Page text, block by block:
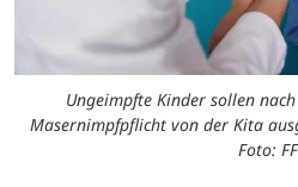
Ungeimpfte Kinder sollen
Masernimpfpflicht von der Kita
Foto: FF